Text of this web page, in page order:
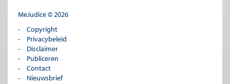
MeJudice © 2026
Copyright
Privacybeleid
Disclaimer
Publiceren
Contact
Nieuwsbrief